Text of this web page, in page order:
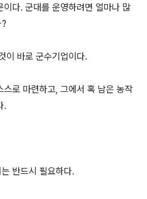
이다. 군대를 운영하려면 얼마나 많
이 바로 군수기업이다.
로 마련하고, 그에서 혹 남은 농작
.
반드시 필요하다.